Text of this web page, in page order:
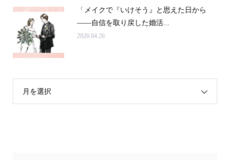
「メイクで『いけそう』と思えた日から
——自信を取り戻した婚活...
2026.04.26
月を選択